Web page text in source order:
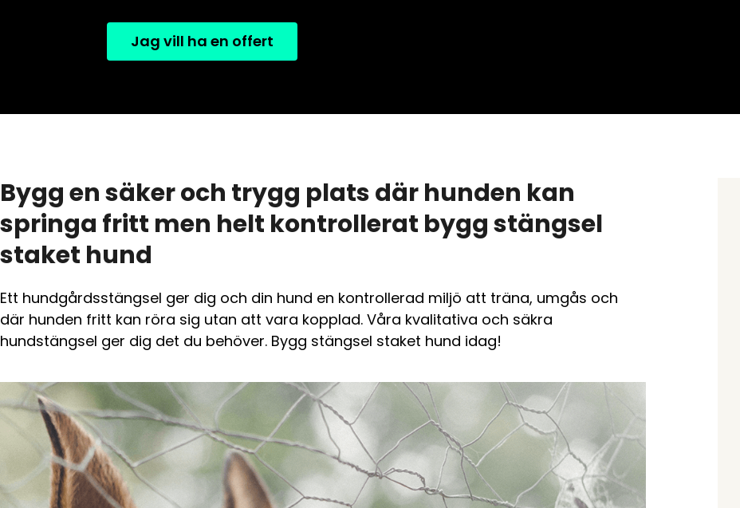
Jag vill ha en offert
Bygg en säker och trygg plats där hunden kan
springa fritt men helt kontrollerat bygg stängsel
staket hund
Ett hundgårdsstängsel ger dig och din hund en kontrollerad miljö att träna, umgås och
där hunden fritt kan röra sig utan att vara kopplad. Våra kvalitativa och säkra
hundstängsel ger dig det du behöver. Bygg stängsel staket hund idag!